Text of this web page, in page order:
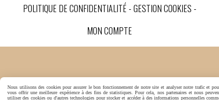
POLITIQUE DE CONFIDENTIALITÉ GESTION COOKIES
MON COMPTE
Nous utilisons des cookies pour assurer le bon fonctionnement de notre site et analyser notre trafic et
vous offrir une meilleure expérience à des fins de statistiques. Pour cela, nos partenaires et nous
utiliser des cookies ou d'autres technologies pour stocker et accéder à des informations personnelles